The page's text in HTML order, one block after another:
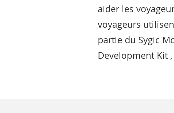
aider les
voyageurs
partie du Sygic
Development Kit